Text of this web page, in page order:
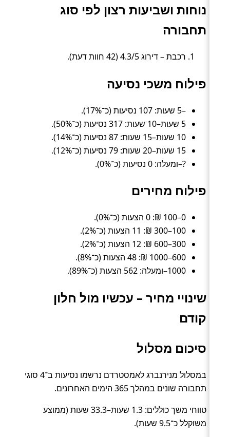
נוחות ושביעות רצון לפי סוג
תחבורה
רכבת – דירוג 4.3/5 (42 חוות דעת).
פילוח משכי נסיעה
–5 שעות: 107 נסיעות (כ־17%).
5 שעות–10 שעות: 317 נסיעות (כ־50%).
10 שעות–15 שעות: 87 נסיעות (כ־14%).
15 שעות–20 שעות: 79 נסיעות (כ־12%).
?–ומעלה: 0 נסיעות (כ־0%).
פילוח מחירים
0–100 ₪: 0 הצעות (כ־0%).
100–300 ₪: 11 הצעות (כ־2%).
300–600 ₪: 12 הצעות (כ־2%).
600–1000 ₪: 48 הצעות (כ־8%).
1000–ומעלה: 562 הצעות (כ־89%).
שינויי מחיר – עכשיו מול חלון
קודם
סיכום מסלול
במסלול מנירנברג לאמסטרדם נרשמו נסיעות ב־4 סוגי
תחבורה שונים במהלך 365 הימים האחרונים.
טווחי משך כוללים: 1.3 שעות–33.3 שעות (ממוצע
משוקלל כ־9.5 שעות).